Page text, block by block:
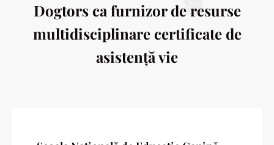
Dogtors ca furnizor de resurse
multidisciplinare certificate de
asistență vie